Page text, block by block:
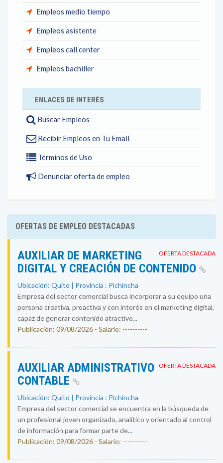
Empleos medio tiempo
Empleos asistente
Empleos call center
Empleos bachiller
ENLACES DE INTERÉS
Buscar Empleos
Recibir Empleos en Tu Email
Términos de Uso
Denunciar oferta de empleo
OFERTAS DE EMPLEO DESTACADAS
OFERTA DESTACADA
AUXILIAR DE MARKETING
DIGITAL Y CREACIÓN DE CONTENIDO
Ubicación: Quito | Provincia : Pichincha
Empresa del sector comercial busca incorporar a su equipo una
persona creativa, proactiva y con interés en el marketing digital,
capaz de generar contenido atractivo...
Publicación: 09/08/2026 - Salario: ----------
OFERTA DESTACADA
AUXILIAR ADMINISTRATIVO
CONTABLE
Ubicación: Quito | Provincia : Pichincha
Empresa del sector comercial se encuentra en la búsqueda de
un profesional joven organizado, analítico y orientado al control
de información para formar parte de...
Publicación: 09/08/2026 - Salario: ----------